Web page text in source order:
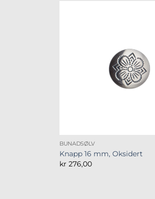
BUNADSØLV
Knapp 16 mm, Oksidert
kr 276,00